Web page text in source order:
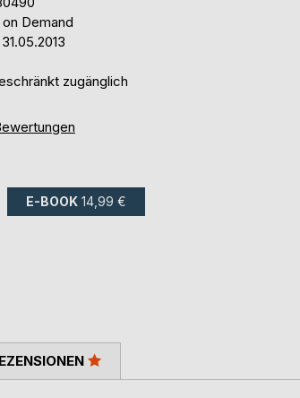
Demand
zugänglich
E-BOOK 14,99 €